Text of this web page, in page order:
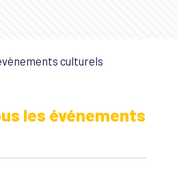
culturels
les événements